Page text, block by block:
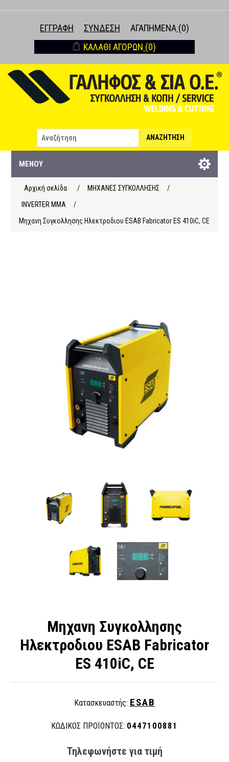
ΕΓΓΡΑΦΉ ΣΎΝΔΕΣΗ ΑΓΑΠΗΜΈΝΑ (0)
ΚΑΛΆΘΙ ΑΓΟΡΏΝ (0)
ΑΝΑΖΉΤΗΣΗ
ΜΕΝΟΎ
Αρχική σελίδα / ΜΗΧΑΝΕΣ ΣΥΓΚΟΛΛΗΣΗΣ
/
INVERTER MMA
/
Μηχανη Συγκολλησης Ηλεκτροδιου ESAB Fabricator ES 410iC, CE
Μηχανη Συγκολλησης
Ηλεκτροδιου ESAB Fabricator
ES 410iC, CE
Κατασκευαστής: ESAB
ΚΩΔΙΚΟΣ ΠΡΟΪΟΝΤΟΣ: 0447100881
Τηλεφωνήστε για τιμή